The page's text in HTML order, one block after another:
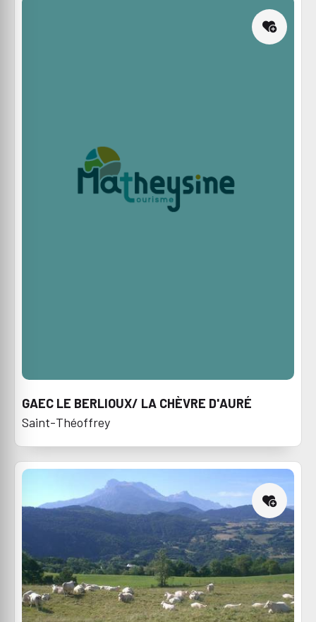
GAEC LE BERLIOUX/ LA CHÈVRE D'AURÉ
Saint-Théoffrey